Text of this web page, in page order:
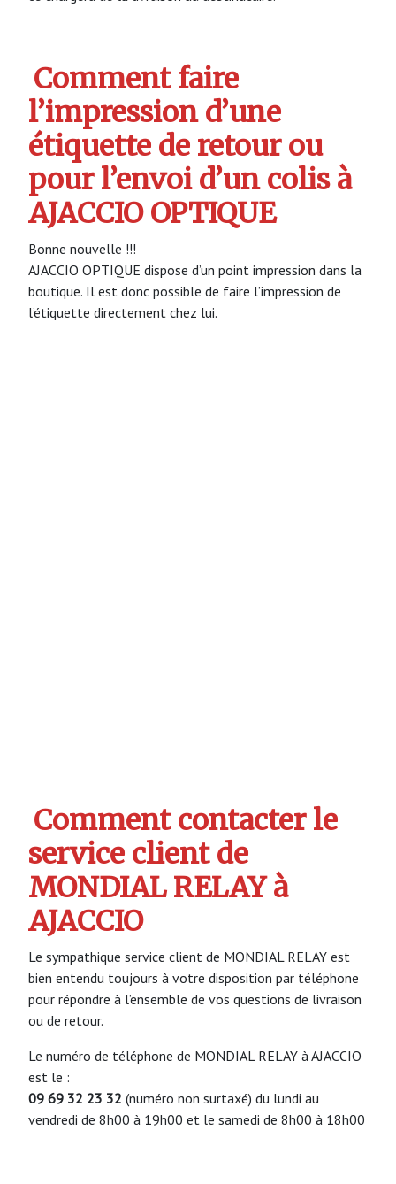
Comment faire
l’impression d’une
étiquette de retour ou
pour l’envoi d’un colis à
AJACCIO OPTIQUE
Bonne nouvelle !!!
AJACCIO OPTIQUE dispose d’un point impression dans la
boutique. Il est donc possible de faire l’impression de
l’étiquette directement chez lui.
Comment contacter le
service client de
MONDIAL RELAY à
AJACCIO
Le sympathique service client de MONDIAL RELAY est
bien entendu toujours à votre disposition par téléphone
pour répondre à l’ensemble de vos questions de livraison
ou de retour.
Le numéro de téléphone de MONDIAL RELAY à AJACCIO
est le :
09 69 32 23 32 (numéro non surtaxé) du lundi au
vendredi de 8h00 à 19h00 et le samedi de 8h00 à 18h00